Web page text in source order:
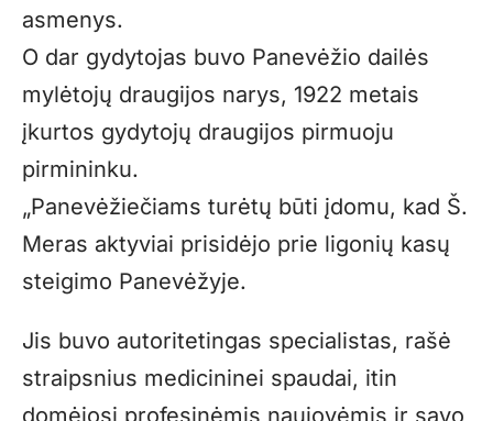
asmenys.
O dar gydytojas buvo Panevėžio dailės
mylėtojų draugijos narys, 1922 metais
įkurtos gydytojų draugijos pirmuoju
pirmininku.
„Panevėžiečiams turėtų būti įdomu, kad Š.
Meras aktyviai prisidėjo prie ligonių kasų
steigimo Panevėžyje.
Jis buvo autoritetingas specialistas, rašė
straipsnius medicininei spaudai, itin
domėjosi profesinėmis naujovėmis ir savo